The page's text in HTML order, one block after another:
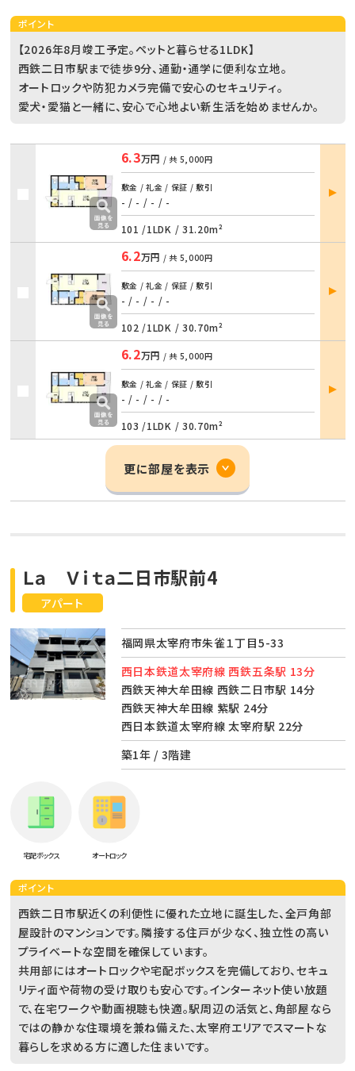
ポイント
【2026年8月竣工予定。ペットと暮らせる1LDK】
西鉄二日市駅まで徒歩9分、通勤・通学に便利な立地。
オートロックや防犯カメラ完備で安心のセキュリティ。
愛犬・愛猫と一緒に、安心で心地よい新生活を始めませんか。
6.3万円 / 共 5,000円
敷金 / 礼金 / 保証 / 敷引
- / - / - / -
101 /1LDK / 31.20m²
部屋
詳細
6.2万円 / 共 5,000円
敷金 / 礼金 / 保証 / 敷引
- / - / - / -
102 /1LDK / 30.70m²
部屋
詳細
6.2万円 / 共 5,000円
敷金 / 礼金 / 保証 / 敷引
- / - / - / -
103 /1LDK / 30.70m²
部屋
詳細
更に部屋を表示
アパート
Ｌａ Ｖｉｔａ二日市駅前4
福岡県太宰府市朱雀１丁目5-33
西日本鉄道太宰府線 西鉄五条駅 13分
西鉄天神大牟田線 西鉄二日市駅 14分
西鉄天神大牟田線 紫駅 24分
西日本鉄道太宰府線 太宰府駅 22分
築1年 / 3階建
宅配ボックス オートロック
ポイント
西鉄二日市駅近くの利便性に優れた立地に誕生した、全戸角部
屋設計のマンションです。隣接する住戸が少なく、独立性の高い
プライベートな空間を確保しています。
共用部にはオートロックや宅配ボックスを完備しており、セキュ
リティ面や荷物の受け取りも安心です。インターネット使い放題
で、在宅ワークや動画視聴も快適。駅周辺の活気と、角部屋なら
ではの静かな住環境を兼ね備えた、太宰府エリアでスマートな
暮らしを求める方に適した住まいです。